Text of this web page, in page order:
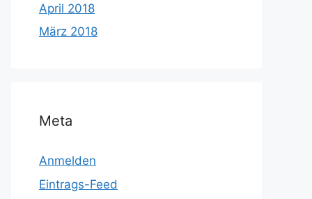
April 2018
März 2018
Meta
Anmelden
Eintrags-Feed